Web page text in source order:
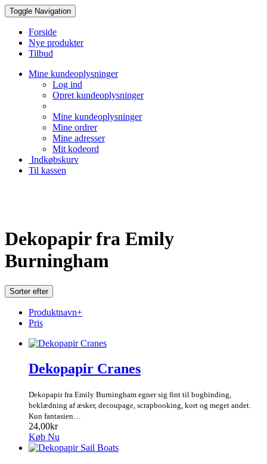
Toggle Navigation
Forside
Nye produkter
Tilbud
Mine kundeoplysninger
Log ind
Opret kundeoplysninger
Mine kundeoplysninger
Mine ordrer
Mine adresser
Mit kodeord
Indkøbskurv
Til kassen
Dekopapir fra Emily
Burningham
Sorter efter
Produktnavn+
Pris
Dekopapir Cranes
Dekopapir fra Emily Burningham egner sig fint til bogbinding,
beklædning af æsker, decoupage, scrapbooking, kort og meget andet.
Kun fantasien…
24,00kr
Køb Nu